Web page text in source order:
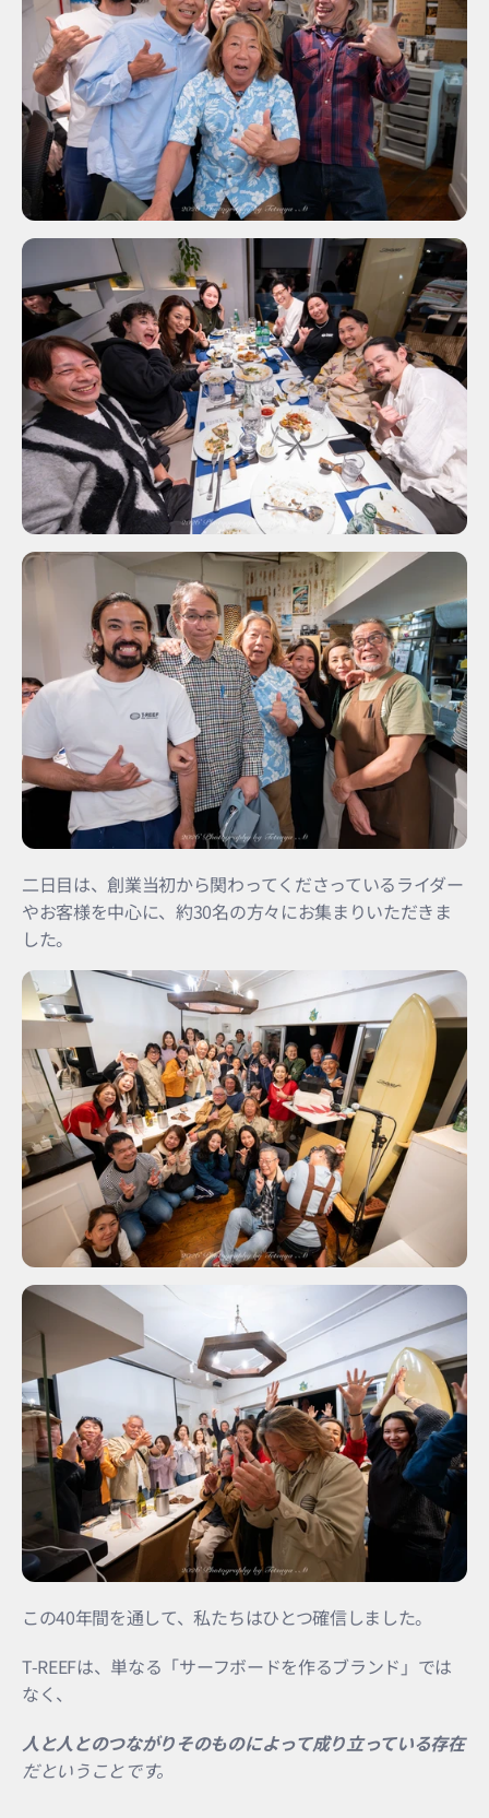
二日目は、創業当初から関わってくださっているライダー
やお客様を中心に、約30名の方々にお集まりいただきま
した。
この40年間を通して、私たちはひとつ確信しました。
T-REEFは、単なる「サーフボードを作るブランド」では
なく、
人と人とのつながりそのものによって成り立っている存在
だということです。